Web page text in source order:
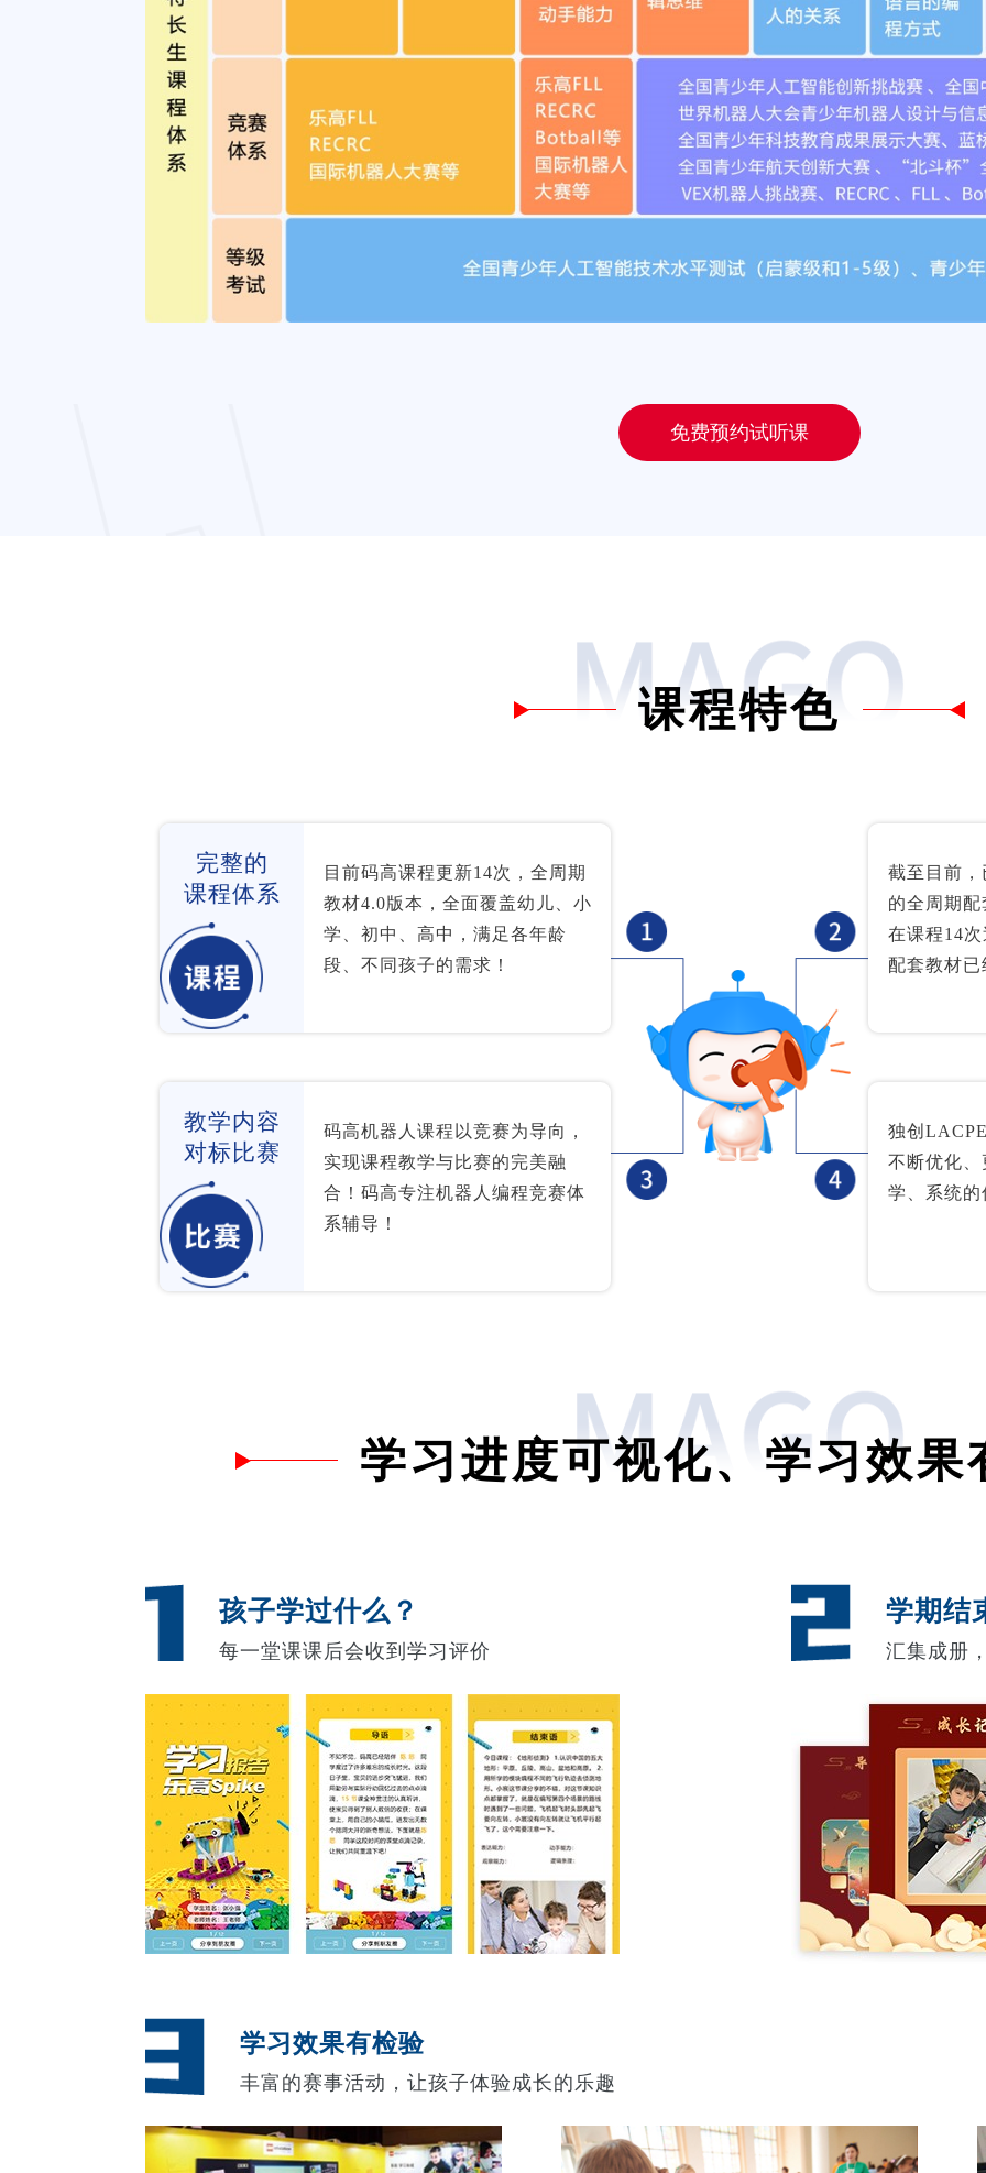
免费预约试听课
课程特色
完整的
课程体系
目前码高课程更新14次，全周期
教材4.0版本，全面覆盖幼儿、小
学、初中、高中，满足各年龄
段、不同孩子的需求！
教学内容
对标比赛
码高机器人课程以竞赛为导向，
实现课程教学与比赛的完美融
合！码高专注机器人编程竞赛体
系辅导！
截至目前
的全周期
在课程14
配套教材
独创
不断优化
学、系统
学习进度可视化、学习效果
孩子学过什么？
每一堂课课后会收到学习评价
学期结
汇集成册
学习效果有检验
丰富的赛事活动，让孩子体验成长的乐趣